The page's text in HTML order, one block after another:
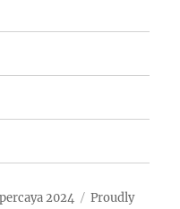
2024 Proudly